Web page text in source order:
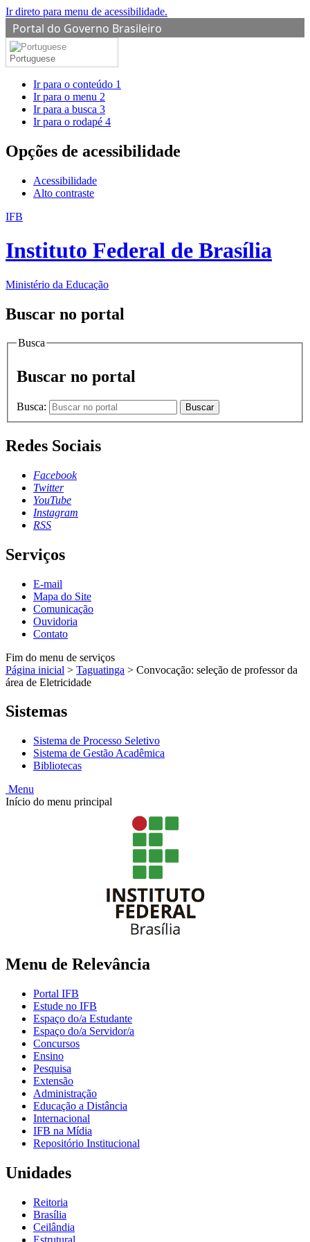
Ir direto para menu de acessibilidade.
Portal do Governo Brasileiro
Portuguese
Ir para o conteúdo 1
Ir para o menu 2
Ir para a busca 3
Ir para o rodapé 4
Opções de acessibilidade
Acessibilidade
Alto contraste
IFB
Instituto Federal de Brasília
Ministério da Educação
Buscar no portal
Busca
Buscar no portal
Busca: Buscar
Redes Sociais
Facebook
Twitter
YouTube
Instagram
RSS
Serviços
E-mail
Mapa do Site
Comunicação
Ouvidoria
Contato
Fim do menu de serviços
Página inicial > Taguatinga > Convocação: seleção de professor da
área de Eletricidade
Sistemas
Sistema de Processo Seletivo
Sistema de Gestão Acadêmica
Bibliotecas
Menu
Início do menu principal
Menu de Relevância
Portal IFB
Estude no IFB
Espaço do/a Estudante
Espaço do/a Servidor/a
Concursos
Ensino
Pesquisa
Extensão
Administração
Educação a Distância
Internacional
IFB na Mídia
Repositório Institucional
Unidades
Reitoria
Brasília
Ceilândia
Estrutural